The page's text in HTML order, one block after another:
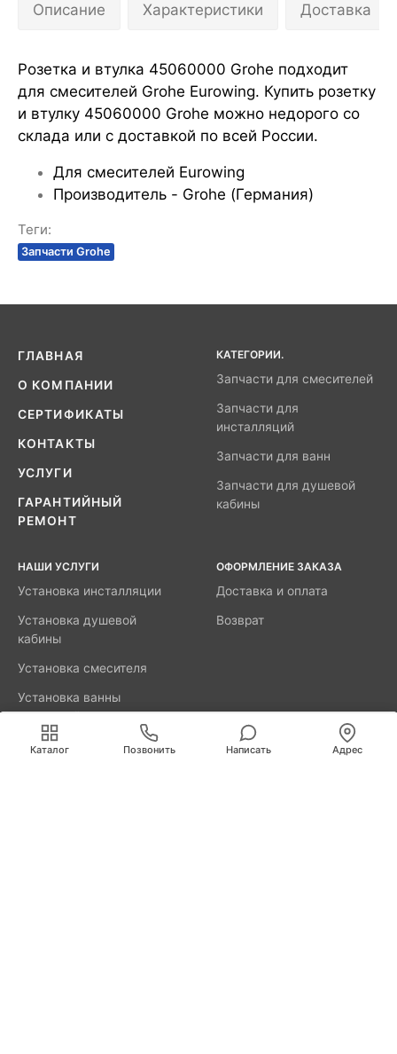
Описание Характеристики Доставка
Розетка и втулка 45060000 Grohe подходит
для смесителей Grohe Eurowing. Купить розетку
и втулку 45060000 Grohe можно недорого со
склада или с доставкой по всей России.
Для смесителей Eurowing
Производитель - Grohe (Германия)
Теги:
Запчасти Grohe
ГЛАВНАЯ
О КОМПАНИИ
СЕРТИФИКАТЫ
КОНТАКТЫ
УСЛУГИ
ГАРАНТИЙНЫЙ
РЕМОНТ
КАТЕГОРИИ.
Запчасти для смесителей
Запчасти для
инсталляций
Запчасти для ванн
Запчасти для душевой
кабины
НАШИ УСЛУГИ
Установка инсталляции
Установка душевой
кабины
Установка смесителя
Установка ванны
акриловой
ОФОРМЛЕНИЕ ЗАКАЗА
Доставка и оплата
Возврат
Каталог Позвонить Написать Адрес
Мы используем cookies для быстрой и удобной
работы сайта. Продолжая пользоваться сайтом, вы
принимаете условияобработки персональных данных.